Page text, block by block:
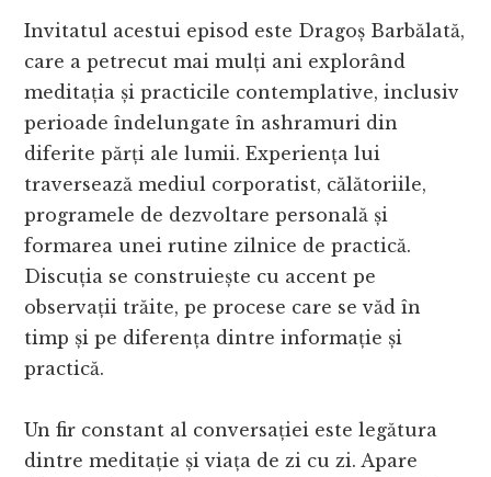
Invitatul acestui episod este Dragoș Barbălată,
care a petrecut mai mulți ani explorând
meditația și practicile contemplative, inclusiv
perioade îndelungate în ashramuri din
diferite părți ale lumii. Experiența lui
traversează mediul corporatist, călătoriile,
programele de dezvoltare personală și
formarea unei rutine zilnice de practică.
Discuția se construiește cu accent pe
observații trăite, pe procese care se văd în
timp și pe diferența dintre informație și
practică.
Un fir constant al conversației este legătura
dintre meditație și viața de zi cu zi. Apare